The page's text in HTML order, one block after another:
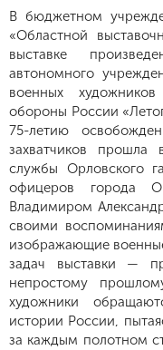
В бюджетном
«Областной
выставке
автономного
военных
обороны России
75-летию
захватчиков прошла
службы Орловского
офицеров города
Владимиром
своими
изображающие
задач выставки —
непростому
художники
истории России,
за каждым полотном